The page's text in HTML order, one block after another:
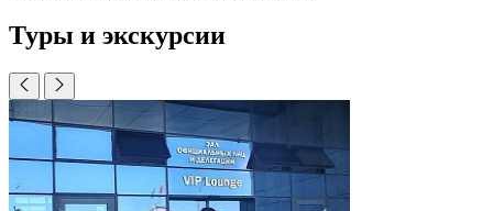
Туры и экскурсии